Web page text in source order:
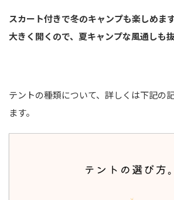
スカート付きで冬のキャンプも楽しめま
大きく開くので、夏キャンプな風通しも
テントの種類について、詳しくは下記の
ます。